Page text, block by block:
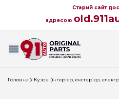
Старий сайт
адресою
Головна Кузов (інтер'єр, екстер'єр,